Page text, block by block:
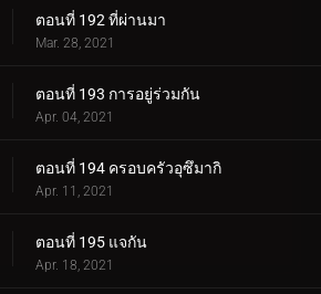
ตอนที่ 192 ที่ผ่านมา
Mar. 28, 2021
ตอนที่ 193 การอยู่ร่วมกัน
Apr. 04, 2021
ตอนที่ 194 ครอบครัวอุซึมากิ
Apr. 11, 2021
ตอนที่ 195 แจกัน
Apr. 18, 2021